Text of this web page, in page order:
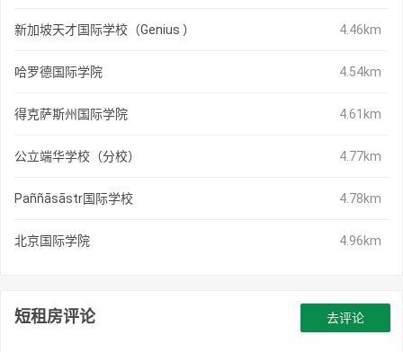
新加坡天才国际学校（Genius ） 4.46km
哈罗德国际学院 4.54km
得克萨斯州国际学院 4.61km
公立端华学校（分校） 4.77km
Paññāsāstr国际学校 4.78km
北京国际学院 4.96km
短租房评论 去评论